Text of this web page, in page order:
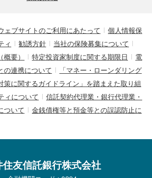
ェブサイトのご利用にあたって
個人情報保
ィ 勧誘方針
当社の保険募集について
要）
特定投資家制度に関する期限日
電
の連携について
「マネー・ローンダリング
策に関するガイドライン」を踏まえた取り組
ィについて
信託契約代理業・銀行代理業・
ついて
金銭債権等と預金等との誤認防止に
住友信託銀行株式会社